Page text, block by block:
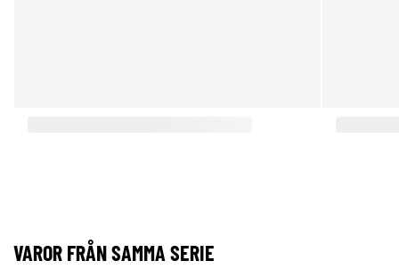
VAROR FRÅN SAMMA SERIE